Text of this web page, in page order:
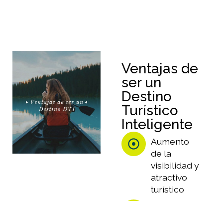
Ventajas de
ser un
Destino
Turístico
Inteligente
Aumento
de la
visibilidad y
atractivo
turístico